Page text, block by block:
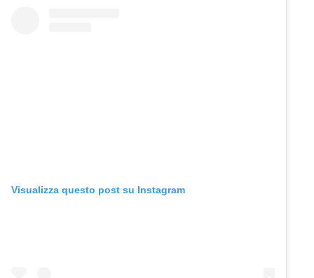
Visualizza questo post su Instagram